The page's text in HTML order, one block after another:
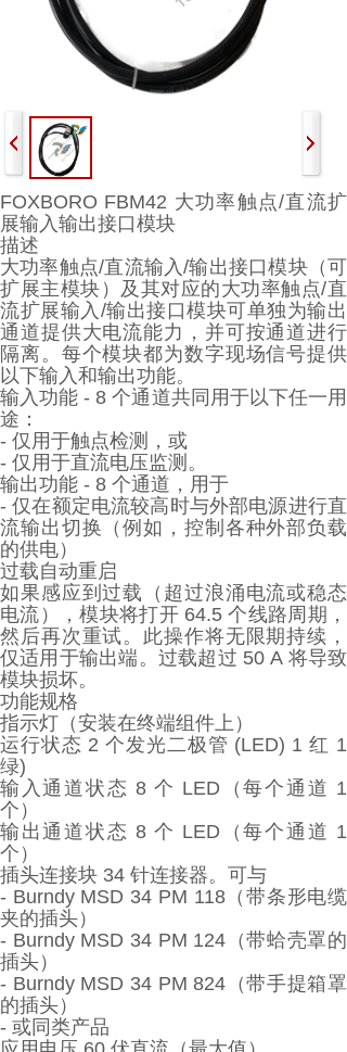
FOXBORO FBM42 大功率触点/直流扩
展输入输出接口模块
描述
大功率触点/直流输入/输出接口模块（可
扩展主模块）及其对应的大功率触点/直
流扩展输入/输出接口模块可单独为输出
通道提供大电流能力，并可按通道进行
隔离。每个模块都为数字现场信号提供
以下输入和输出功能。
输入功能 - 8 个通道共同用于以下任一用
途：
- 仅用于触点检测，或
- 仅用于直流电压监测。
输出功能 - 8 个通道，用于
- 仅在额定电流较高时与外部电源进行直
流输出切换（例如，控制各种外部负载
的供电）
过载自动重启
如果感应到过载（超过浪涌电流或稳态
电流），模块将打开 64.5 个线路周期，
然后再次重试。此操作将无限期持续，
仅适用于输出端。过载超过 50 A 将导致
模块损坏。
功能规格
指示灯（安装在终端组件上）
运行状态 2 个发光二极管 (LED) 1 红 1
绿)
输入通道状态 8 个 LED（每个通道 1
个）
输出通道状态 8 个 LED（每个通道 1
个）
插头连接块 34 针连接器。可与
- Burndy MSD 34 PM 118（带条形电缆
夹的插头）
- Burndy MSD 34 PM 124（带蛤壳罩的
插头）
- Burndy MSD 34 PM 824（带手提箱罩
的插头）
- 或同类产品